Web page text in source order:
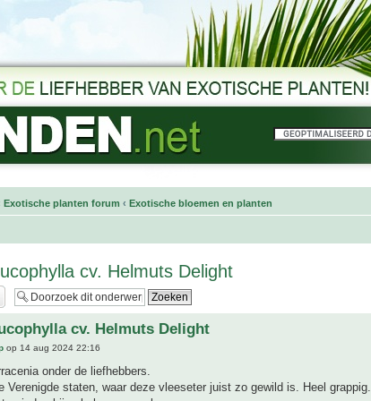
Exotische planten forum ‹ Exotische bloemen en planten
cv. Helmuts Delight
cv. Helmuts Delight
op 14 aug 2024 22:16
onder de liefhebbers.
Verenigde staten, waar deze vleeseter juist zo gewild is. Heel grappig.